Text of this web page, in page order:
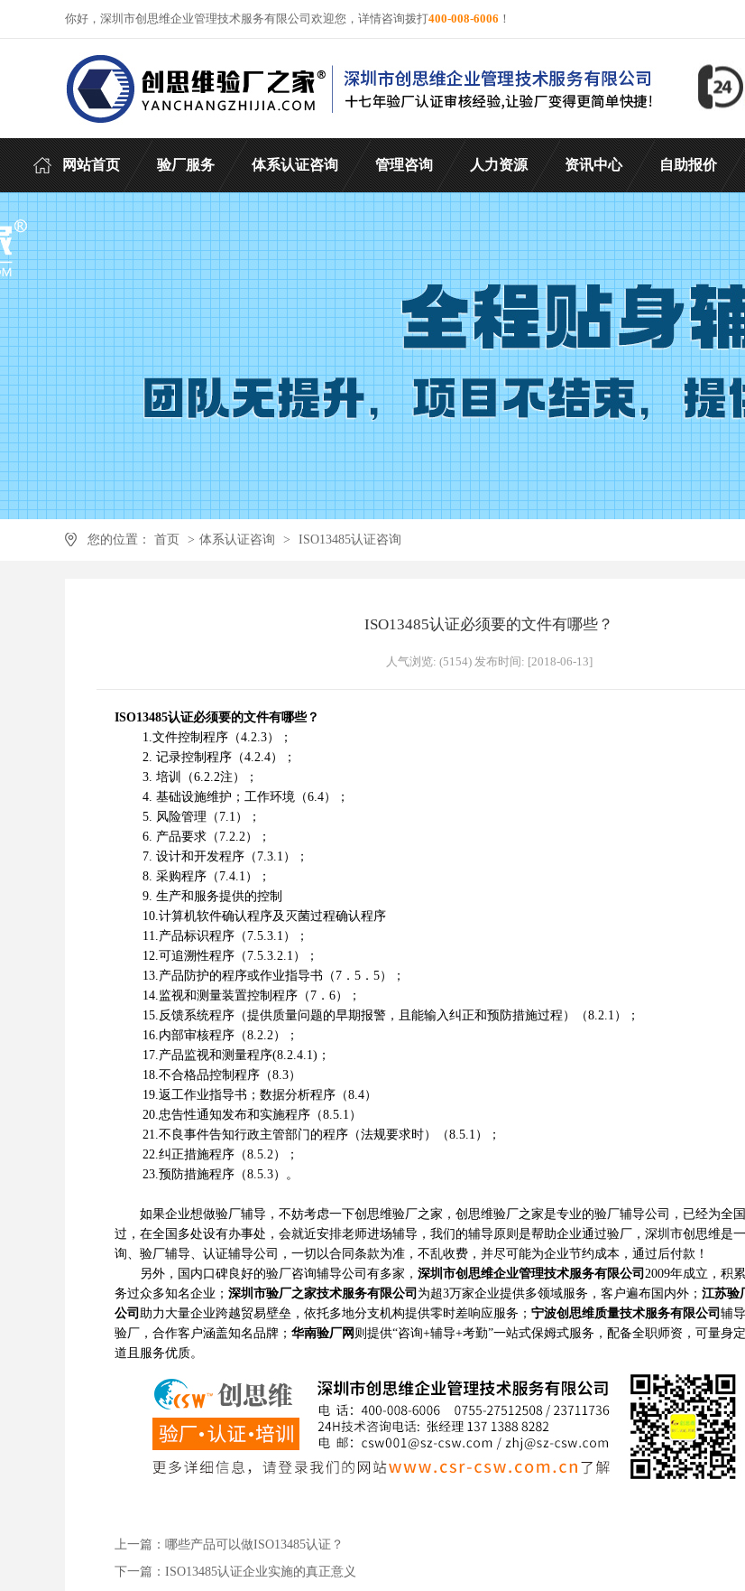
你好，深圳市创思维企业管理技术服务有限公司欢迎您，详情咨询拨打400-008-6006 ！
网站首页 验厂服务 体系认证咨询 管理咨询 人力资源 资讯中心 自助报价
您的位置： 首页 > 体系认证咨询 > ISO13485认证咨询
ISO13485认证必须要的文件有哪些？
人气浏览: (5154) 发布时间: [2018-06-13]
ISO13485认证必须要的文件有哪些？
1.文件控制程序（4.2.3）；
2. 记录控制程序（4.2.4）；
3. 培训（6.2.2注）；
4. 基础设施维护；工作环境（6.4）；
5. 风险管理（7.1）；
6. 产品要求（7.2.2）；
7. 设计和开发程序（7.3.1）；
8. 采购程序（7.4.1）；
9. 生产和服务提供的控制
10.计算机软件确认程序及灭菌过程确认程序
11.产品标识程序（7.5.3.1）；
12.可追溯性程序（7.5.3.2.1）；
13.产品防护的程序或作业指导书（7．5．5）；
14.监视和测量装置控制程序（7．6）；
15.反馈系统程序（提供质量问题的早期报警，且能输入纠正和预防措施过程）（8.2.1）；
16.内部审核程序（8.2.2）；
17.产品监视和测量程序(8.2.4.1)；
18.不合格品控制程序（8.3）
19.返工作业指导书；数据分析程序（8.4）
20.忠告性通知发布和实施程序（8.5.1）
21.不良事件告知行政主管部门的程序（法规要求时）（8.5.1）；
22.纠正措施程序（8.5.2）；
23.预防措施程序（8.5.3）。
如果企业想做验厂辅导，不妨考虑一下创思维验厂之家，创思维验厂之家是专业的验厂辅导公司，已经为全
过，在全国多处设有办事处，会就近安排老师进场辅导，我们的辅导原则是帮助企业通过验厂，深圳市创思维是
询、验厂辅导、认证辅导公司，一切以合同条款为准，不乱收费，并尽可能为企业节约成本，通过后付款！
另外，国内口碑良好的验厂咨询辅导公司有多家， 深圳市创思维企业管理技术服务有限公司 2009年成立，积
务过众多知名企业； 深圳市验厂之家技术服务有限公司 为超3万家企业提供多领域服务，客户遍布国内外； 江苏验
公司 助力大量企业跨越贸易壁垒，依托多地分支机构提供零时差响应服务； 宁波创思维质量技术服务有限公司 辅
验厂，合作客户涵盖知名品牌； 华南验厂网 则提供“咨询+辅导+考勤”一站式保姆式服务，配备全职师资，可量身
道且服务优质。
上一篇： 哪些产品可以做ISO13485认证？
下一篇： ISO13485认证企业实施的真正意义